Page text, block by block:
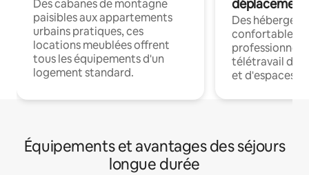
Des cabanes de montagne
paisibles aux appartements
urbains pratiques, ces
locations meublées offrent
tous les équipements d'un
logement standard.
déplacement
Des
confortables
professionnels
télétravail
et d'espaces
Équipements et avantages des séjours
longue durée